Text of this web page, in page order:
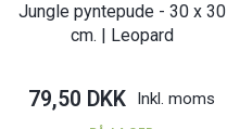
Jungle pyntepude - 30 x 30
cm. | Leopard
79,50 DKK Inkl. moms